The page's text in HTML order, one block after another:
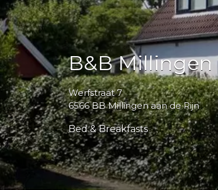
B&B Millingen
Werfstraat 7
6566 BB Millingen aan de Rijn
Bed & Breakfasts